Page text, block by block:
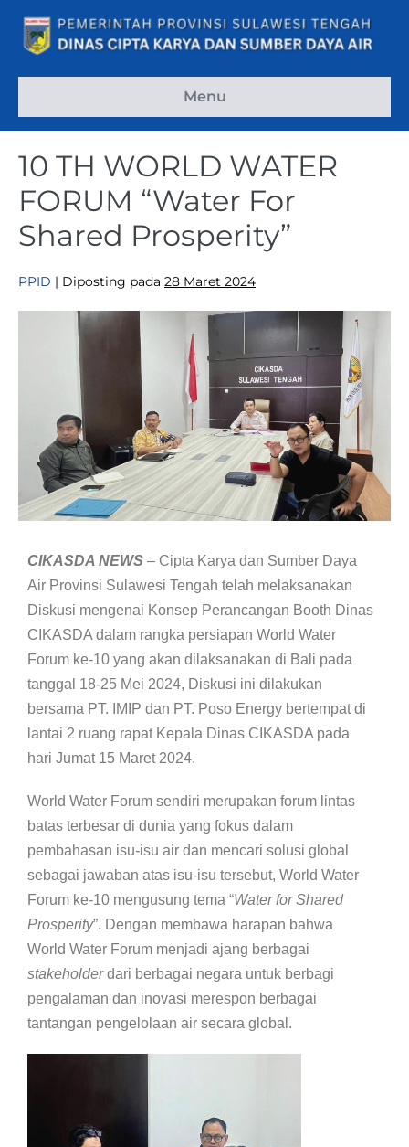
Menu
10 TH WORLD WATER
FORUM “Water For
Shared Prosperity”
PPID | Diposting pada 28 Maret 2024
CIKASDA NEWS – Cipta Karya dan Sumber Daya
Air Provinsi Sulawesi Tengah telah melaksanakan
Diskusi mengenai Konsep Perancangan Booth Dinas
CIKASDA dalam rangka persiapan World Water
Forum ke-10 yang akan dilaksanakan di Bali pada
tanggal 18-25 Mei 2024, Diskusi ini dilakukan
bersama PT. IMIP dan PT. Poso Energy bertempat di
lantai 2 ruang rapat Kepala Dinas CIKASDA pada
hari Jumat 15 Maret 2024.
World Water Forum sendiri merupakan forum lintas
batas terbesar di dunia yang fokus dalam
pembahasan isu-isu air dan mencari solusi global
sebagai jawaban atas isu-isu tersebut, World Water
Forum ke-10 mengusung tema “Water for Shared
Prosperity”. Dengan membawa harapan bahwa
World Water Forum menjadi ajang berbagai
stakeholderdari berbagai negara untuk berbagi
pengalaman dan inovasi merespon berbagai
tantangan pengelolaan air secara global.